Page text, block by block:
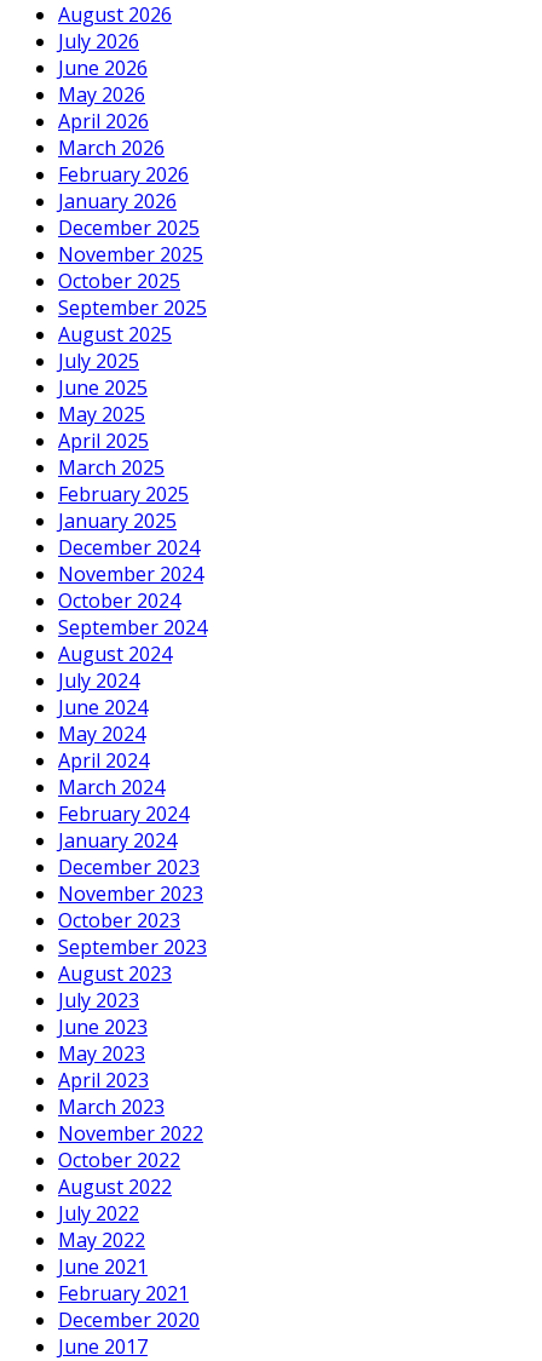
August 2026
July 2026
June 2026
May 2026
April 2026
March 2026
February 2026
January 2026
December 2025
November 2025
October 2025
September 2025
August 2025
July 2025
June 2025
May 2025
April 2025
March 2025
February 2025
January 2025
December 2024
November 2024
October 2024
September 2024
August 2024
July 2024
June 2024
May 2024
April 2024
March 2024
February 2024
January 2024
December 2023
November 2023
October 2023
September 2023
August 2023
July 2023
June 2023
May 2023
April 2023
March 2023
November 2022
October 2022
August 2022
July 2022
May 2022
June 2021
February 2021
December 2020
June 2017